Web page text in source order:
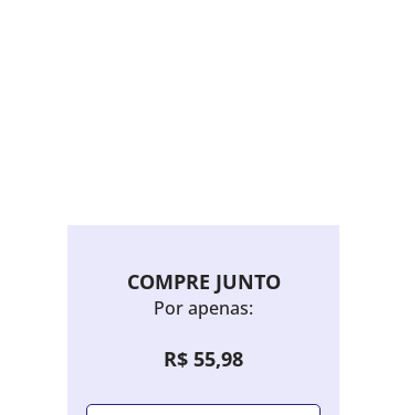
COMPRE JUNTO
Por apenas:
R$ 55,98